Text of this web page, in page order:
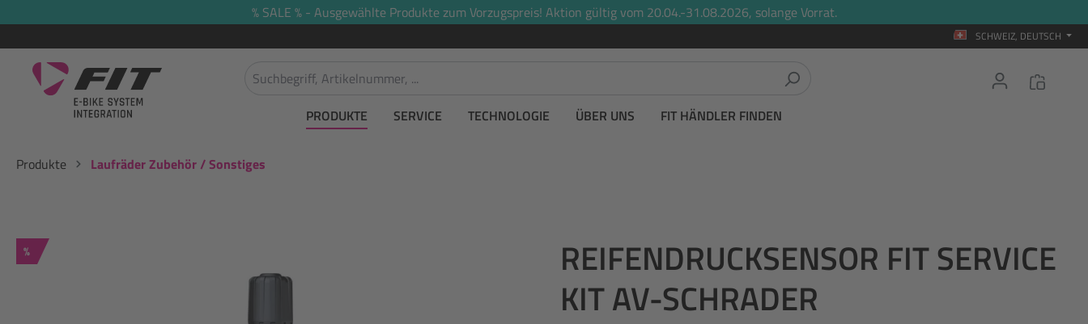
% SALE % - Ausgewählte Produkte zum Vorzugspreis! Aktion gültig vom 20.04.-31.08.2026, solange Vorrat.
SCHWEIZ, DEUTSCH
PRODUKTE SERVICE TECHNOLOGIE ÜBER UNS FIT HÄNDLER FINDEN
Produkte Laufräder Zubehör / Sonstiges
Rabatt
%
REIFENDRUCKSENSOR FIT SERVICE
KIT AV-SCHRADER